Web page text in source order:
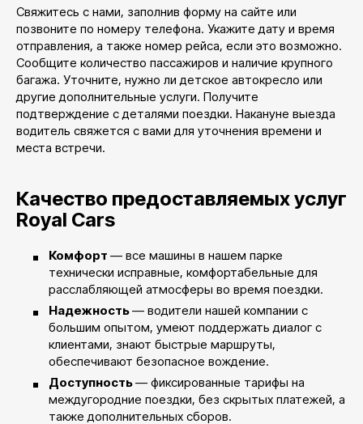
Свяжитесь с нами, заполнив форму на сайте или
позвоните по номеру телефона. Укажите дату и время
отправления, а также номер рейса, если это возможно.
Сообщите количество пассажиров и наличие крупного
багажа. Уточните, нужно ли детское автокресло или
другие дополнительные услуги. Получите
подтверждение с деталями поездки. Накануне выезда
водитель свяжется с вами для уточнения времени и
места встречи.
Качество предоставляемых услуг
Royal Cars
Комфорт — все машины в нашем парке
технически исправные, комфортабельные для
расслабляющей атмосферы во время поездки.
Надежность— водители нашей компании с
большим опытом, умеют поддержать диалог с
клиентами, знают быстрые маршруты,
обеспечивают безопасное вождение.
Доступность— фиксированные тарифы на
междугородние поездки, без скрытых платежей, а
также дополнительных сборов.